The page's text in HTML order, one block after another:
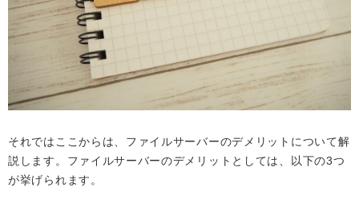
それではここからは、ファイルサーバーのデメリットについて解
説します。ファイルサーバーのデメリットとしては、以下の3つ
が挙げられます。